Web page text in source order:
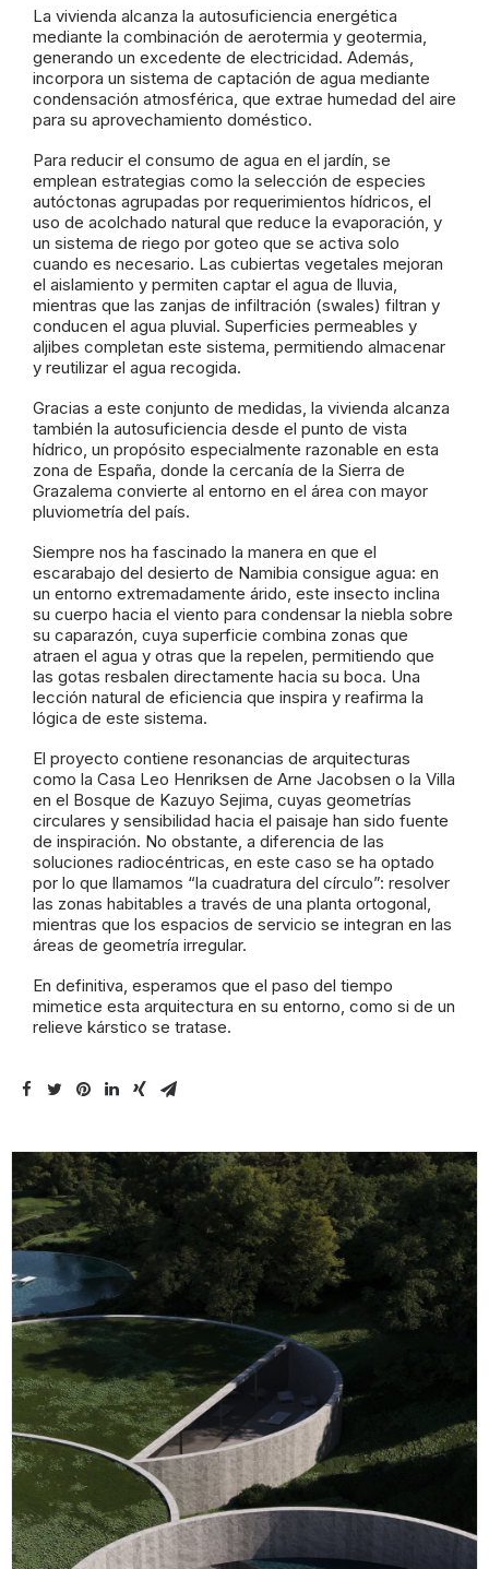
La vivienda alcanza la autosuficiencia energética
mediante la combinación de aerotermia y geotermia,
generando un excedente de electricidad. Además,
incorpora un sistema de captación de agua mediante
condensación atmosférica, que extrae humedad del aire
para su aprovechamiento doméstico.
Para reducir el consumo de agua en el jardín, se
emplean estrategias como la selección de especies
autóctonas agrupadas por requerimientos hídricos, el
uso de acolchado natural que reduce la evaporación, y
un sistema de riego por goteo que se activa solo
cuando es necesario. Las cubiertas vegetales mejoran
el aislamiento y permiten captar el agua de lluvia,
mientras que las zanjas de infiltración (swales) filtran y
conducen el agua pluvial. Superficies permeables y
aljibes completan este sistema, permitiendo almacenar
y reutilizar el agua recogida.
Gracias a este conjunto de medidas, la vivienda alcanza
también la autosuficiencia desde el punto de vista
hídrico, un propósito especialmente razonable en esta
zona de España, donde la cercanía de la Sierra de
Grazalema convierte al entorno en el área con mayor
pluviometría del país.
Siempre nos ha fascinado la manera en que el
escarabajo del desierto de Namibia consigue agua: en
un entorno extremadamente árido, este insecto inclina
su cuerpo hacia el viento para condensar la niebla sobre
su caparazón, cuya superficie combina zonas que
atraen el agua y otras que la repelen, permitiendo que
las gotas resbalen directamente hacia su boca. Una
lección natural de eficiencia que inspira y reafirma la
lógica de este sistema.
El proyecto contiene resonancias de arquitecturas
como la Casa Leo Henriksen de Arne Jacobsen o la Villa
en el Bosque de Kazuyo Sejima, cuyas geometrías
circulares y sensibilidad hacia el paisaje han sido fuente
de inspiración. No obstante, a diferencia de las
soluciones radiocéntricas, en este caso se ha optado
por lo que llamamos “la cuadratura del círculo”: resolver
las zonas habitables a través de una planta ortogonal,
mientras que los espacios de servicio se integran en las
áreas de geometría irregular.
En definitiva, esperamos que el paso del tiempo
mimetice esta arquitectura en su entorno, como si de un
relieve kárstico se tratase.